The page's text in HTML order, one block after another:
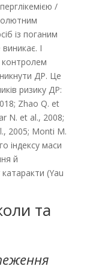
/
із поганим
І
контролем
ДР. Це
ризику ДР:
Zhao Q. et
N. et al., 2008;
2005; Monti M.
індексу маси
й
(Yau
та